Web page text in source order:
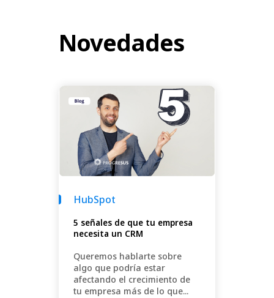
Novedades
HubSpot
5 señales de que tu empresa
necesita un CRM
Queremos hablarte sobre
algo que podría estar
afectando el crecimiento de
tu empresa más de lo que...